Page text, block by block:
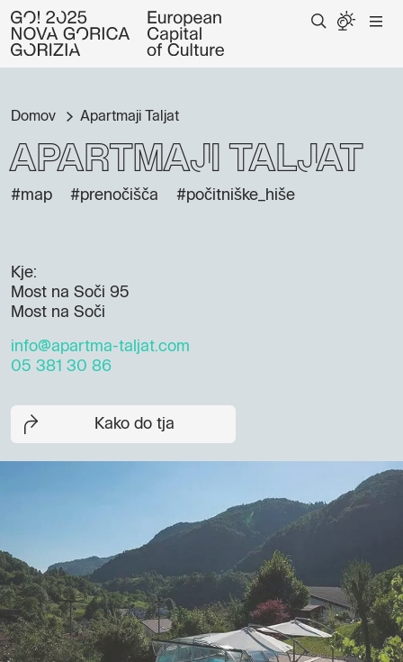
Domov Apartmaji Taljat
Apartmaji Taljat
#map #prenočišča #počitniške_hiše
Kje:
Most na Soči 95
Most na Soči
info@apartma-taljat.com
05 381 30 86
Kako do tja